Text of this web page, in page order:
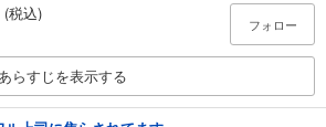
(税込)
フォロー
らすじを表示する